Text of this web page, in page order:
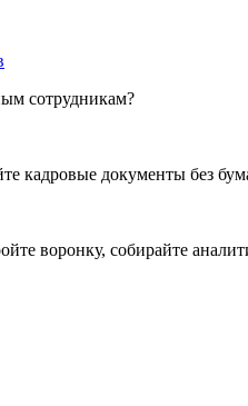
сотрудникам?
кадровые документы без
воронку, собирайте